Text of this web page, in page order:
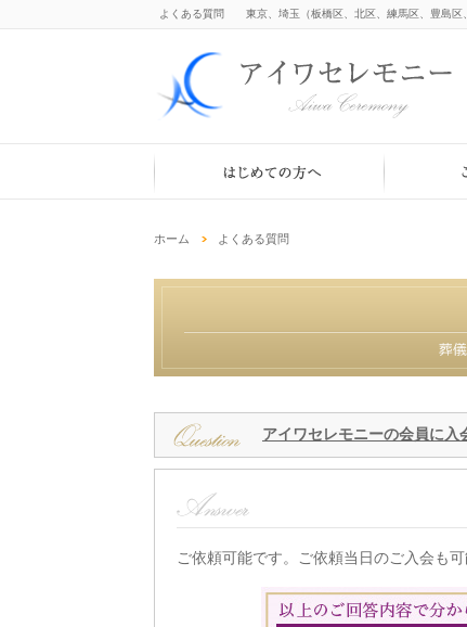
よくある質問 東京、埼玉（板橋区、北区、練馬区、豊島区
ホーム よくある質問
アイワセレモニーの会員に入
ご依頼可能です。ご依頼当日のご入会も